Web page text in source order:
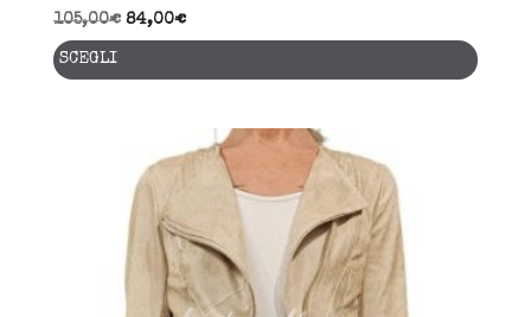
105,00€ 84,00€
SCEGLI